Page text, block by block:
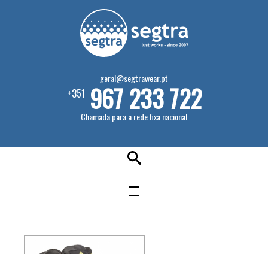
geral@segtrawear.pt
+351 967 233 722
Chamada para a rede fixa nacional